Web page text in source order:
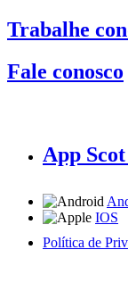
Trabalhe
Fale conosco
App
IOS
Política de